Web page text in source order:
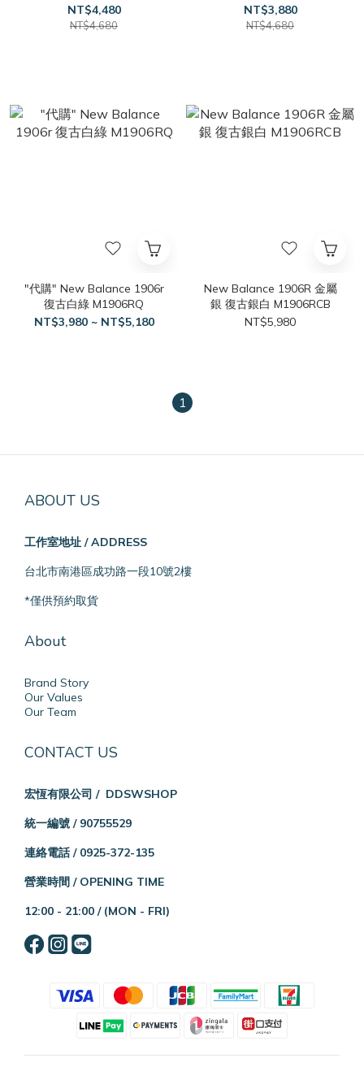
NT$4,480
NT$4,680
NT$3,880
NT$4,680
"代購" New Balance 1906r
復古白綠 M1906RQ
NT$3,980 ~ NT$5,180
New Balance 1906R 金屬
銀 復古銀白 M1906RCB
NT$5,980
1
ABOUT US
工作室地址 / ADDRESS
台北市南港區成功路一段10號2樓
*僅供預約取貨
About
Brand Story
Our Values
Our Team
CONTACT US
宏恆有限公司 / DDSWSHOP
統一編號 / 90755529
連絡電話 / 0925-372-135
營業時間 / OPENING TIME
12:00 - 21:00 / (MON - FRI)